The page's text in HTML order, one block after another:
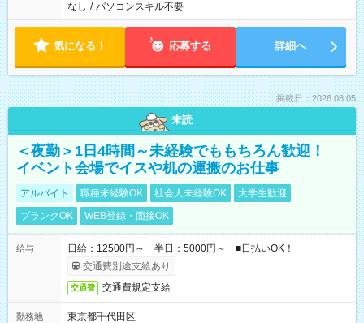
なし / パソコンスキル不要
気になる！ 応募する 詳細へ
掲載日：2026.08.05
未読
＜夜勤＞1日4時間～未経験でももちろん歓迎！
イベント会場でイスや机の運搬のお仕事
アルバイト 職種未経験OK 社会人未経験OK
大学生歓迎
ブランクOK
WEB登録・面接OK
給与
日給：12500円～ 半日：5000円～ ■日払いOK！
交通費別途支給あり
交通費 交通費規定支給
勤務地
東京都千代田区